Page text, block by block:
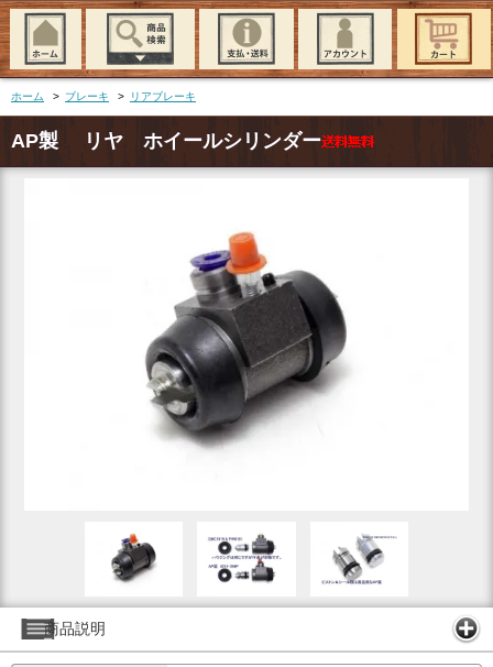
ホーム > ブレーキ > リアブレーキ
AP製 リヤ ホイールシリンダー
商品説明